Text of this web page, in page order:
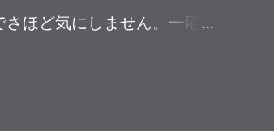
ほど気にしません。一応